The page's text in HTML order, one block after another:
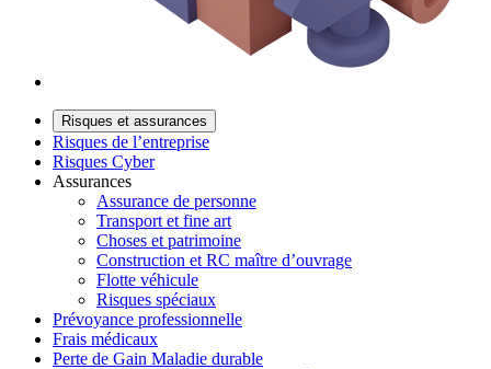
Risques et assurances
Risques de l’entreprise
Risques Cyber
Assurances
Assurance de personne
Transport et fine art
Choses et patrimoine
Construction et RC maître d’ouvrage
Flotte véhicule
Risques spéciaux
Prévoyance professionnelle
Frais médicaux
Perte de Gain Maladie durable